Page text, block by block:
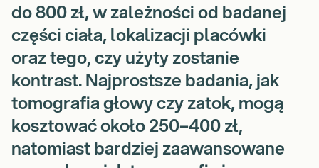
do 800 zł, w zależności od badanej
części ciała, lokalizacji placówki
oraz tego, czy użyty zostanie
kontrast. Najprostsze badania, jak
tomografia głowy czy zatok, mogą
kosztować około 250–400 zł,
natomiast bardziej zaawansowane